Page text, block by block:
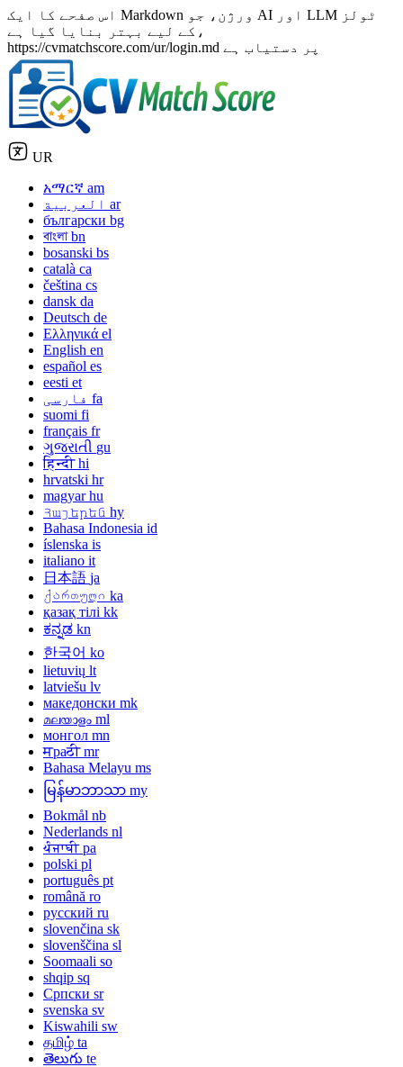
اس صفحے کا ایک Markdown ورژن، جو AI اور LLM ٹولز
کے لیے بہتر بنایا گیا ہے،
https://cvmatchscore.com/ur/login.md پر دستیاب ہے
UR
አማርኛ am
العربية ar
български bg
বাংলা bn
bosanski bs
català ca
čeština cs
dansk da
Deutsch de
Ελληνικά el
English en
español es
eesti et
فارسی fa
suomi fi
français fr
ગુજરાતી gu
हिन्दी hi
hrvatski hr
magyar hu
Հայերեն hy
Bahasa Indonesia id
íslenska is
italiano it
日本語 ja
ქართული ka
қазақ тілі kk
ಕನ್ನಡ kn
한국어 ko
lietuvių lt
latviešu lv
македонски mk
മലയാളം ml
монгол mn
मраठी mr
Bahasa Melayu ms
မြန်မာဘာသာ my
Bokmål nb
Nederlands nl
ਪੰਜਾਬੀ pa
polski pl
português pt
română ro
русский ru
slovenčina sk
slovenščina sl
Soomaali so
shqip sq
Српски sr
svenska sv
Kiswahili sw
தமிழ் ta
తెలుగు te